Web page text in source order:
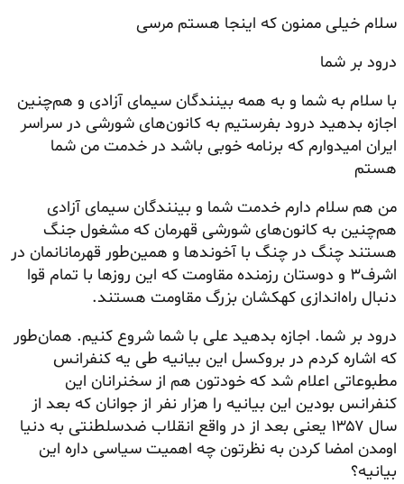
سلام خیلی ممنون که اینجا هستم مرسی
درود بر شما
با سلام به شما و به همه بینندگان سیمای آزادی و هم‌چنین
اجازه بدهید درود بفرستیم به کانون‌های شورشی در سراسر
ایران امیدوارم که برنامه خوبی باشد در خدمت من شما
هستم
من هم سلام دارم خدمت شما و بینندگان سیمای آزادی
هم‌چنین به کانون‌های شورشی قهرمان که مشغول جنگ
هستند چنگ در چنگ با آخوندها و همین‌طور قهرمانانمان در
اشرف۳ و دوستان رزمنده مقاومت که این روزها با تمام قوا
دنبال راه‌اندازی کهکشان بزرگ مقاومت هستند.
درود بر شما. اجازه بدهید علی با شما شروع کنیم. همان‌طور
که اشاره کردم در بروکسل این بیانیه طی یه کنفرانس
مطبوعاتی اعلام شد که خودتون هم از سخنرانان این
کنفرانس بودین این بیانیه را هزار نفر از جوانان که بعد از
سال ۱۳۵۷ یعنی بعد از در واقع انقلاب ضدسلطنتی به دنیا
اومدن امضا کردن به نظرتون چه اهمیت سیاسی داره این
بیانیه؟